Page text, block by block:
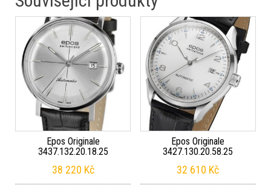
Epos Originale
3437.132.20.18.25
38 220 Kč
Epos Originale
3427.130.20.58.25
32 610 Kč